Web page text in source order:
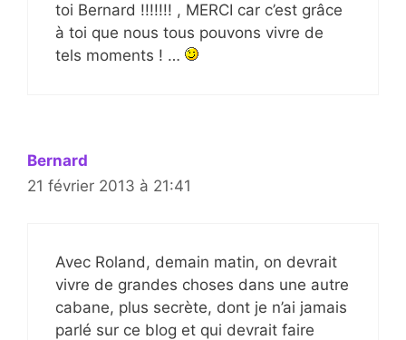
toi Bernard !!!!!!! , MERCI car c’est grâce
à toi que nous tous pouvons vivre de
tels moments ! …
Bernard
21 février 2013 à 21:41
Avec Roland, demain matin, on devrait
vivre de grandes choses dans une autre
cabane, plus secrète, dont je n’ai jamais
parlé sur ce blog et qui devrait faire